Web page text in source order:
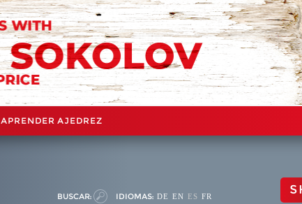
APRENDER AJEDREZ
BUSCAR: IDIOMAS: DE EN ES FR